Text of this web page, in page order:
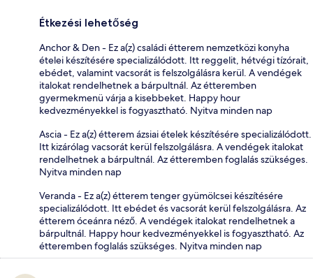
Étkezési lehetőség
Anchor & Den - Ez a(z) családi étterem nemzetközi konyha
ételei készítésére specializálódott. Itt reggelit, hétvégi tízórait,
ebédet, valamint vacsorát is felszolgálásra kerül. A vendégek
italokat rendelhetnek a bárpultnál. Az étteremben
gyermekmenü várja a kisebbeket. Happy hour
kedvezményekkel is fogyasztható. Nyitva minden nap
Ascia - Ez a(z) étterem ázsiai ételek készítésére specializálódott.
Itt kizárólag vacsorát kerül felszolgálásra. A vendégek italokat
rendelhetnek a bárpultnál. Az étteremben foglalás szükséges.
Nyitva minden nap
Veranda - Ez a(z) étterem tenger gyümölcsei készítésére
specializálódott. Itt ebédet és vacsorát kerül felszolgálásra. Az
étterem óceánra néző. A vendégek italokat rendelhetnek a
bárpultnál. Happy hour kedvezményekkel is fogyasztható. Az
étteremben foglalás szükséges. Nyitva minden nap